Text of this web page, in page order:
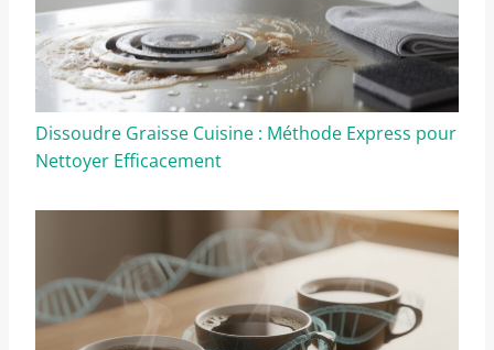
Dissoudre Graisse Cuisine : Méthode Express pour
Nettoyer Efficacement